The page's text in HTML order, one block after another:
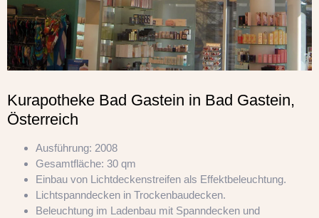
Kurapotheke Bad Gastein in Bad Gastein,
Österreich
Ausführung: 2008
Gesamtfläche: 30 qm
Einbau von Lichtdeckenstreifen als Effektbeleuchtung.
Lichtspanndecken in Trockenbaudecken.
Beleuchtung im Ladenbau mit Spanndecken und